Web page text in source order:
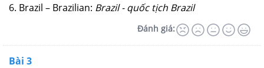
6. Brazil – Brazilian: Brazil - quốc tịch Brazil
Đánh giá:
Bài 3